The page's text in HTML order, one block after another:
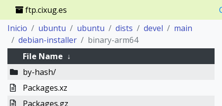
ftp.cixug.es
Inicio
ubuntu ubuntu dists devel
main
debian-installer
binary-arm64
File Name ↓
by-hash/
Packages.xz
Packages.gz